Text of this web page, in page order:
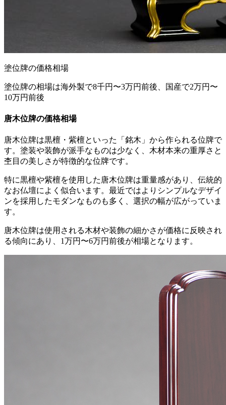
塗位牌の価格相場
塗位牌の相場は海外製で8千円〜3万円前後、国産で2万円〜
10万円前後
唐木位牌の価格相場
唐木位牌は黒檀・紫檀といった「銘木」から作られる位牌で
す。塗装や装飾が派手なものは少なく、木材本来の重厚さと
杢目の美しさが特徴的な位牌です。
特に黒檀や紫檀を使用した唐木位牌は重量感があり、伝統的
なお仏壇によく似合います。最近ではよりシンプルなデザイ
ンを採用したモダンなものも多く、選択の幅が広がっていま
す。
唐木位牌は使用される木材や装飾の細かさが価格に反映され
る傾向にあり、1万円〜6万円前後が相場となります。